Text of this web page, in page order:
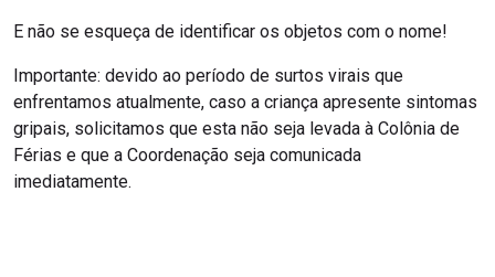
E não se esqueça de identificar os objetos com o nome!
Importante: devido ao período de surtos virais que
enfrentamos atualmente, caso a criança apresente sintomas
gripais, solicitamos que esta não seja levada à Colônia de
Férias e que a Coordenação seja comunicada
imediatamente.